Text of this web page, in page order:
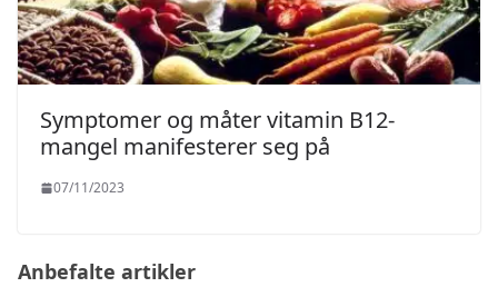
Symptomer og måter vitamin B12-
mangel manifesterer seg på
07/11/2023
Anbefalte artikler